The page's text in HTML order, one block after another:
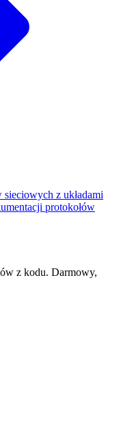
z układami
protokołów
z kodu. Darmowy,